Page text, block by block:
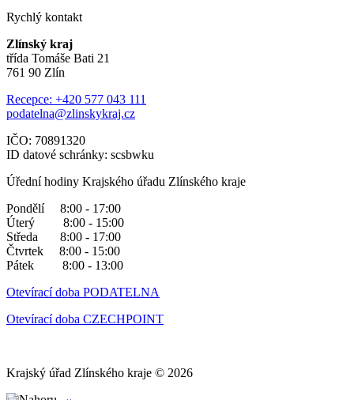
Rychlý kontakt
Zlínský kraj
třída Tomáše Bati 21
761 90 Zlín
Recepce: +420 577 043 111
podatelna@zlinskykraj.cz
IČO: 70891320
ID datové schránky: scsbwku
Úřední hodiny Krajského úřadu Zlínského kraje
Pondělí 8:00 - 17:00
Úterý 8:00 - 15:00
Středa 8:00 - 17:00
Čtvrtek 8:00 - 15:00
Pátek 8:00 - 13:00
Otevírací doba PODATELNA
Otevírací doba CZECHPOINT
Krajský úřad Zlínského kraje © 2026